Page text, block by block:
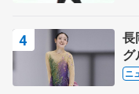
長
グ
ニ